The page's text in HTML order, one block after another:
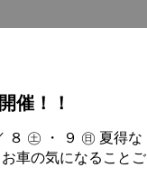
催！！
㊏ ・ ９ ㊐ 夏得な
車の気になることご